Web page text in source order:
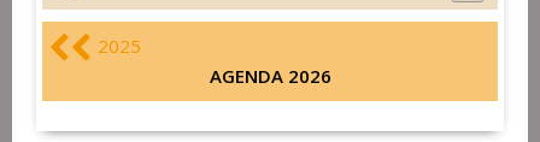
2025
AGENDA 2026